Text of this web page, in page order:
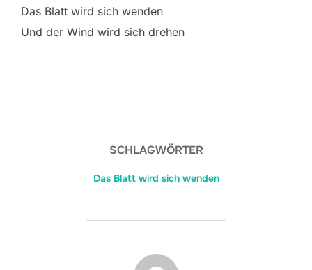
Das Blatt wird sich wenden
Und der Wind wird sich drehen
SCHLAGWÖRTER
Das Blatt wird sich wenden
BEITRAGSAUTOR